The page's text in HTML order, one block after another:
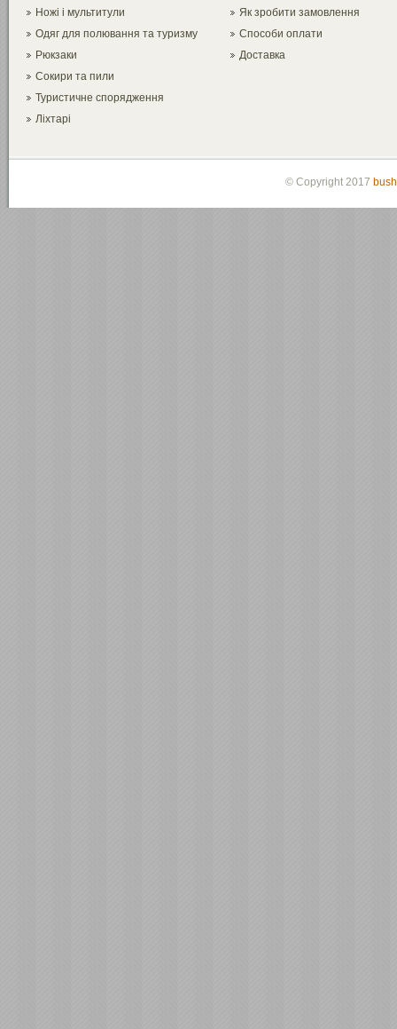
Ножі і мультитули
Одяг для полювання та туризму
Рюкзаки
Сокири та пили
Туристичне спорядження
Ліхтарі
Як зробити замовлення
Способи оплати
Доставка
© Copyright 2017